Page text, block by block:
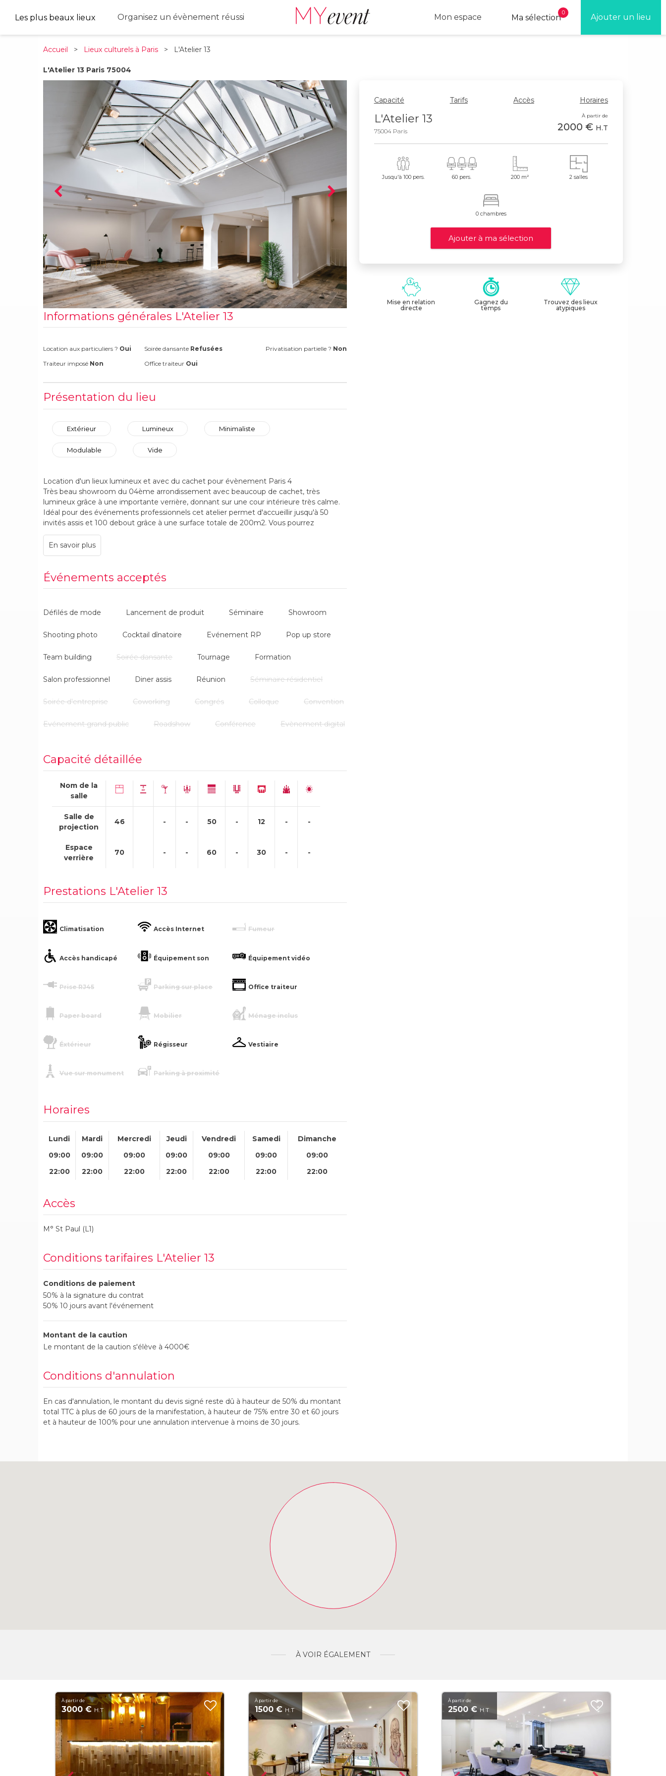
Les plus beaux lieux Organisez un évènement réussi Ajouter un lieu
Ma sélection
0
Mon espace
Accueil > Lieux culturels à Paris > L'Atelier 13
L'Atelier 13 Paris 75004
Informations générales L'Atelier 13
Location aux particuliers ? Oui Soirée dansante Refusées Privatisation partielle ? Non
Traiteur imposé Non Office traiteur Oui
Présentation du lieu
Extérieur Lumineux Minimaliste
Modulable Vide
Location d'un lieux lumineux et avec du cachet pour évènement Paris 4
Très beau showroom du 04ème arrondissement avec beaucoup de cachet, très
lumineux grâce à une importante verrière, donnant sur une cour intérieure très calme.
Idéal pour des événements professionnels cet atelier permet d'accueillir jusqu'à 50
invités assis et 100 debout grâce à une surface totale de 200m2. Vous pourrez
organisez dans cet espace divers évènements tels que des conférences de Presse, des
défilés de mode ou bien des lancements produits.
Événements acceptés
Défilés de mode Lancement de produit Séminaire Showroom
Shooting photo Cocktail dînatoire Evénement RP Pop up store
Team building Soirée dansante Tournage Formation
Salon professionnel Diner assis Réunion Séminaire résidentiel
Soirée d'entreprise Coworking Congrés Colloque Convention
Evénement grand public Roadshow Conférence Evènement digital
Capacité détaillée
Nom de la
salle
Salle de
projection
46 - - 50 - 12 - -
Espace
verrière
70 - - 60 - 30 - -
Prestations L'Atelier 13
Climatisation Accès Internet Fumeur
Accès handicapé Équipement son Équipement vidéo
Prise RJ45 Parking sur place Office traiteur
Paper board Mobilier Ménage inclus
Éxtérieur Régisseur Vestiaire
Vue sur monument Parking à proximité
Horaires
Lundi Mardi Mercredi Jeudi Vendredi Samedi
Dimanche
09:00
09:00 09:00 09:00 09:00 09:00
09:00
22:00
22:00 22:00 22:00 22:00 22:00 22:00
Accès
M° St Paul (L1)
Conditions tarifaires L'Atelier 13
Conditions de paiement
50% à la signature du contrat
50% 10 jours avant l'événement
Montant de la caution
Le montant de la caution s'élève à 4000€
Conditions d'annulation
En cas d'annulation, le montant du devis signé reste dû à hauteur de 50% du montant
total TTC à plus de 60 jours de la manifestation, à hauteur de 75% entre 30 et 60 jours
et à hauteur de 100% pour une annulation intervenue à moins de 30 jours.
Capacité Tarifs Accès Horaires
L'Atelier 13
75004 Paris
À partir de
2000 € H.T
Jusqu'à 100 pers. 60 pers. 200 m² 2 salles
0 chambres
Mise en relation
directe
Gagnez du
temps
Trouvez des lieux
atypiques
À VOIR ÉGALEMENT
À partir de
3000 € H.T
À partir de
1500 € H.T
À partir de
2500 € H.T